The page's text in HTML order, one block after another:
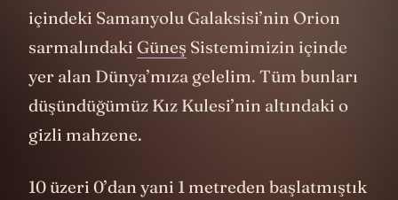
içindeki Samanyolu Galaksisi’nin Orion
sarmalındaki Güneş Sistemimizin içinde
yer alan Dünya’mıza gelelim. Tüm bunları
düşündüğümüz Kız Kulesi’nin altındaki o
gizli mahzene.
10 üzeri 0’dan yani 1 metreden başlatmıştık